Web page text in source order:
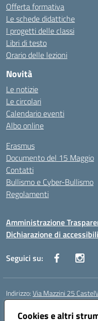
Cookies e altri
Offerta formativa
Le schede didattiche
I progetti delle classi
Libri di testo
Orario delle lezioni
Novità
Le notizie
Le circolari
Calendario eventi
Albo online
Erasmus
Documento del 15 Maggio
Contatti
Bullismo e Cyber-Bullismo
Regolamenti
Amministrazione
Dichiarazione di
Seguici su:
Indirizzo:Via Mazzini 25
Centralino:
Posta elettronica certificata